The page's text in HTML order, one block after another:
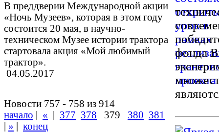
В преддверии Международной акции
«Ночь Музеев», которая в этом году
состоится 20 мая, в научно-
техническом Музее истории трактора
стартовала акция «Мой любимый
трактор».
04.05.2017
Новости 757 - 758 из 914
начало
« 377 378 379 380 381
» конец
фонда